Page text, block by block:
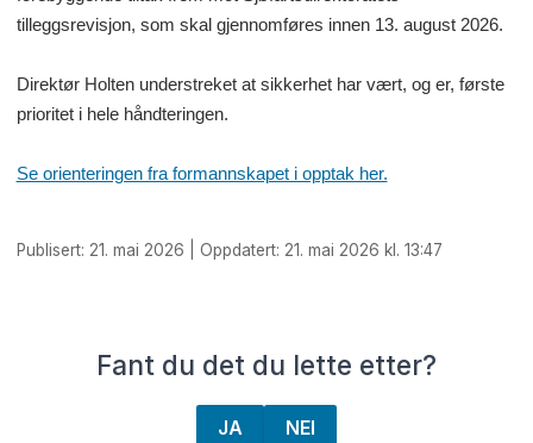
tilleggsrevisjon, som skal gjennomføres innen 13. august 2026.
Direktør Holten understreket at sikkerhet har vært, og er, første
prioritet i hele håndteringen.
Se orienteringen fra formannskapet i opptak her.
Publisert: 21. mai 2026 | Oppdatert: 21. mai 2026 kl. 13:47
Fant du det du lette etter?
JA NEI